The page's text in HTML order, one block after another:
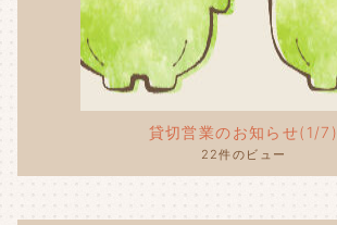
貸切営業のお知らせ(1/7)
22件のビュー